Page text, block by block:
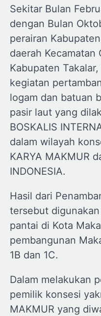
Sekitar Bulan
dengan Bulan
perairan
daerah Kecamatan
Kabupaten
kegiatan
logam dan batuan
pasir laut yang
BOSKALIS
dalam wilayah
KARYA MAKMUR
INDONESIA.
Hasil dari
tersebut
pantai di Kota
pembangunan
1B dan 1C.
Dalam melakukan
pemilik konsesi
MAKMUR yang